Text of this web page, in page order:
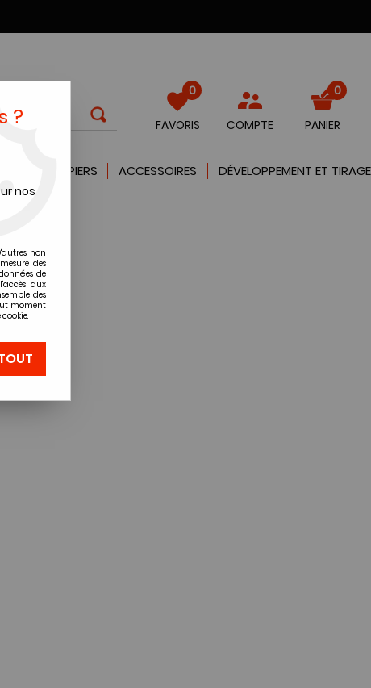
0
FAVORIS COMPTE
0
PANIER
PAPIERS ACCESSOIRES DÉVELOPPEMENT ET TIRAGE
?
nos
non
des
de
aux
des
moment